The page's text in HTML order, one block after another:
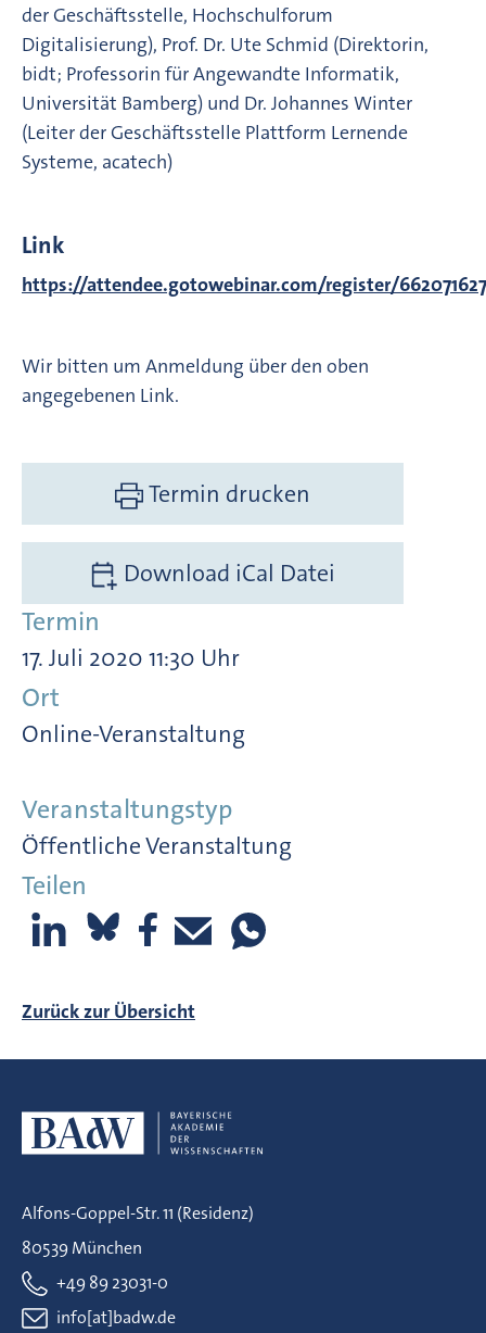
der Geschäftsstelle, Hochschulforum
Digitalisierung), Prof. Dr. Ute Schmid (Direktorin,
bidt; Professorin für Angewandte Informatik,
Universität Bamberg) und Dr. Johannes Winter
(Leiter der Geschäftsstelle Plattform Lernende
Systeme, acatech)
Link
https://attendee.gotowebinar.com/register/
Wir bitten um Anmeldung über den oben
angegebenen Link.
Termin drucken
Download iCal Datei
Termin
17. Juli 2020 11:30 Uhr
Ort
Online-Veranstaltung
Veranstaltungstyp
Öffentliche Veranstaltung
Teilen
Zurück zur Übersicht
Alfons-Goppel-Str. 11 (Residenz)
80539 München
+49 89 23031-0
info[at]badw.de